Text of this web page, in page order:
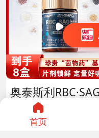
奥泰斯利
复和肽片特殊膳食
滋补组 货号14190
999
首页